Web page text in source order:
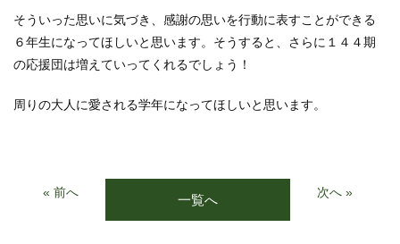
そういった思いに気づき、感謝の思いを行動に表すことができる
６年生になってほしいと思います。そうすると、さらに１４４期
の応援団は増えていってくれるでしょう！
周りの大人に愛される学年になってほしいと思います。
« 前へ 一覧へ 次へ »